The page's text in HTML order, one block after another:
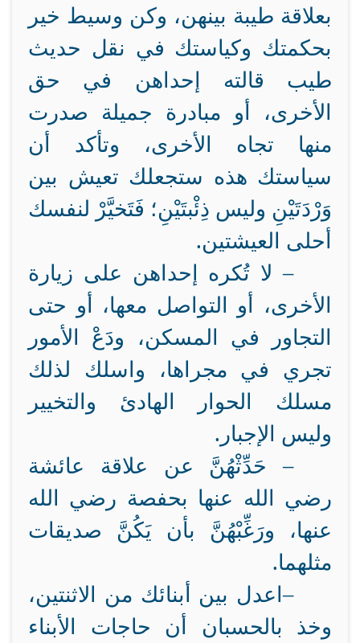
بعلاقة طيبة بينهن، وكن وسيط خير
بحكمتك وكياستك في نقل حديث
طيب قالته إحداهن في حق
الأخرى، أو مبادرة جميلة صدرت
منها تجاه الأخرى، وتأكد أن
سياستك هذه ستجعلك تعيش بين
وَرْدَتَيْنِ وليس ذِئْبتَيْنِ؛ فَتَخيَّرْ لنفسك
أحلى العيشتين.
– لا تُكره إحداهن على زيارة
الأخرى، أو التواصل معها، أو حتى
التجاور في المسكن، ودَعْ الأمور
تجري في مجراها، واسلك لذلك
مسلك الحوار الهادئ والتخيير
وليس الإجبار.
– حَدِّثْهُنَّ عن علاقة عائشة
رضي الله عنها بحفصة رضي الله
عنها، ورَغِّبْهُنَّ بأن يَكُنَّ صديقات
مثلهما.
–اعدل بين أبنائك من الاثنتين،
وخذ بالحسبان أن حاجات الأبناء